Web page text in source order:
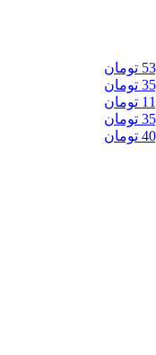
تومان
تومان
تومان
تومان
تومان